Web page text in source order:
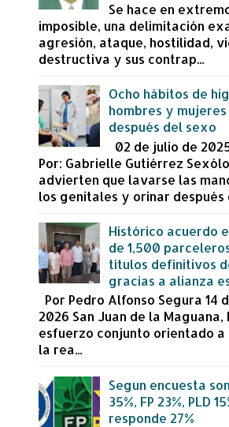
Se hace en
imposible, una delimitación
agresión, ataque, hostilidad,
destructiva y sus contrap...
Ocho hábitos de
hombres y
después del sexo
02 de julio de
Por: Gabrielle Gutiérrez
advierten que lavarse las
los genitales y orinar después
Histórico acuerdo
de 1,500
títulos definitivos
gracias a alianza
Por Pedro Alfonso Segura 14
2026 San Juan de la Maguana,
esfuerzo conjunto orientado
la rea...
Segun encuesta
35%, FP 23%, PLD
responde 27%